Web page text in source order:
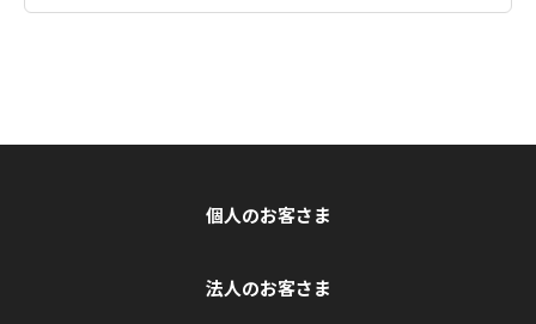
個人のお客さま
法人のお客さま